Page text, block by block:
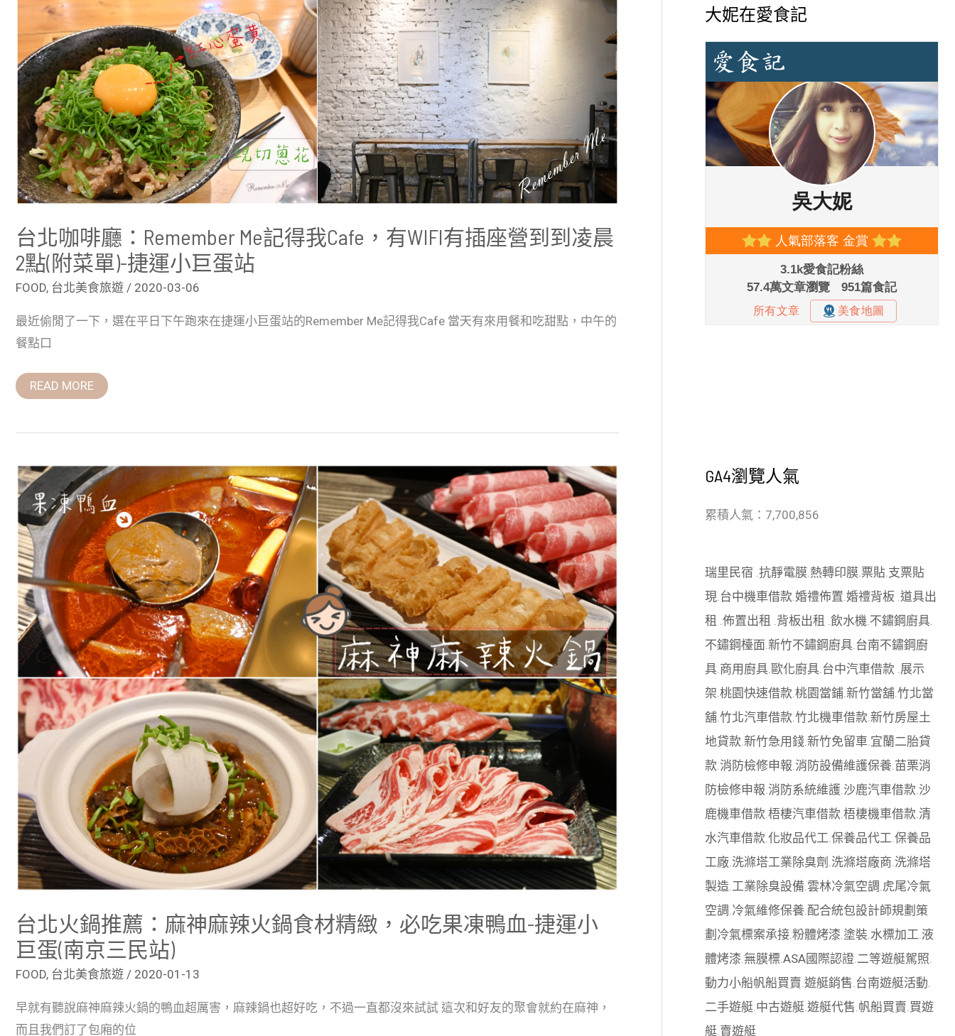
台北咖啡廳：Remember Me記得我Cafe，有WIFI有插座營到到凌晨
2點(附菜單)-捷運小巨蛋站
FOOD, 台北美食旅遊 / 2020-03-06
最近偷閒了一下，選在平日下午跑來在捷運小巨蛋站的Remember Me記得我Cafe 當天有來用餐和吃甜點，中午的
餐點口
晨
點
(附
菜
單)-
捷
運
小
巨
蛋
站
READ MORE
台北火鍋推薦：麻神麻辣火鍋食材精緻，必吃果凍鴨血-捷運小
巨蛋(南京三民站)
FOOD, 台北美食旅遊 / 2020-01-13
早就有聽說麻神麻辣火鍋的鴨血超厲害，麻辣鍋也超好吃，不過一直都沒來試試 這次和好友的聚會就約在麻神，
而且我們訂了包廂的位
台
北
火
鍋
推
薦：
麻
神
麻
辣
火
鍋
食
材
精
緻，
必
吃
果
凍
鴨
血-
捷
運
(南
京
三
民
站)
大妮在愛食記
GA4瀏覽人氣
累積人氣：7,700,856
瑞里民宿 .抗靜電膜.熱轉印膜.票貼.支票貼
現.台中機車借款.婚禮佈置.婚禮背板 .道具出
租 .佈置出租 .背板出租 .飲水機.不鏽鋼廚具.
不鏽鋼檯面.新竹不鏽鋼廚具.台南不鏽鋼廚
具.商用廚具.歐化廚具.台中汽車借款 .展示
架.桃園快速借款.桃園當鋪.新竹當舖.竹北當
舖.竹北汽車借款.竹北機車借款.新竹房屋土
地貸款.新竹急用錢.新竹免留車.宜蘭二胎貸
款.消防檢修申報.消防設備維護保養.苗栗消
防檢修申報.消防系統維護.沙鹿汽車借款.沙
鹿機車借款.梧棲汽車借款.梧棲機車借款.清
水汽車借款.化妝品代工.保養品代工.保養品
工廠.洗滌塔工業除臭劑 .洗滌塔廠商.洗滌塔
製造.工業除臭設備.雲林冷氣空調.虎尾冷氣
空調.冷氣維修保養.配合統包設計師規劃策
劃 冷氣標案承接.粉體烤漆.塗裝.水標加工.液
體烤漆.無膜標.ASA國際認證.二等遊艇駕照.
動力小船帆船買賣.遊艇銷售.台南遊艇活動.
二手遊艇.中古遊艇.遊艇代售.帆船買賣.買遊
艇.賣遊艇